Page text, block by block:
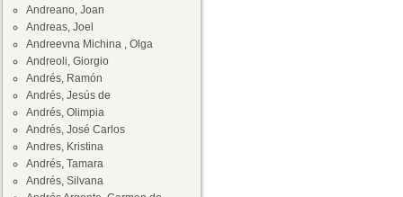
Andreano, Joan
Andreas, Joel
Andreevna Michina , Olga
Andreoli, Giorgio
Andrés, Ramón
Andrés, Jesús de
Andrés, Olimpia
Andrés, José Carlos
Andres, Kristina
Andrés, Tamara
Andrés, Silvana